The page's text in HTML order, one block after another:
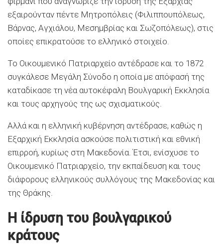
εξαιρούνταν πέντε Μητροπόλεις (Φιλιππουπόλεως,
Βάρνας, Αγχιάλου, Μεσημβρίας και Σωζοπόλεως), στις
οποίες επικρατούσε το ελληνικό στοιχείο.
Το Οικουμενικό Πατριαρχείο αντέδρασε και το 1872
συγκάλεσε Μεγάλη Σύνοδο η οποία με απόφασή της
καταδίκασε τη νέα αυτοκέφαλη Βουλγαρική Εκκλησία
και τους αρχηγούς της ως σχισματικούς.
Αλλά και η ελληνική κυβέρνηση αντέδρασε, καθώς η
Εξαρχική Εκκλησία ασκούσε πολιτιστική και εθνική
επιρροή, κυρίως στη Μακεδονία. Έτσι, ενίσχυσε το
Οικουμενικό Πατριαρχείο, την εκπαίδευση και τους
διάφορους ελληνικούς συλλόγους της Μακεδονίας και
της Θράκης.
Η ίδρυση του βουλγαρικού
κράτους